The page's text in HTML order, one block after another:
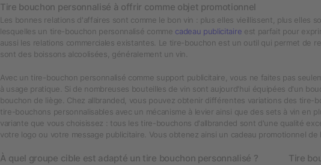
Tire bouchon personnalisé à offrir comme objet promotionnel
Les bonnes relations d'affaires sont comme le bon vin : plus elles vieillissent, plus elles
lesquelles un tire-bouchon personnalisé comme cadeau publicitaire est parfait pour
aussi les relations commerciales existantes. Le tire-bouchon est un outil qui permet de
sont des boissons alcoolisées, généralement un vin.
Avec un tire-bouchon personnalisé comme support publicitaire, vous ne faites pas
à usage pratique. Si de nombreuses bouteilles de vin sont aujourd'hui équipées d'un
bouchon de liège. Chez allbranded, vous pouvez obtenir différentes variations des
tire-bouchons personnalisables avec un mécanisme à levier ainsi que des sets à vin en
variante que vous choisissez : tous les tire-bouchons d'allbranded sont d'une qualité
votre logo ou votre message publicitaire. Vous obtenez ainsi un cadeau promotionnel
À quel groupe cible est adapté un tire bouchon personnalisé ? Tire